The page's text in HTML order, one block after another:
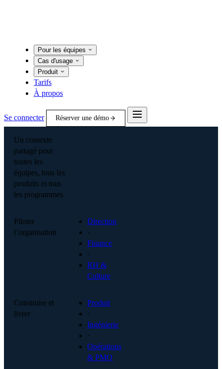
Pour les équipes
Cas d'usage
Produit
Tarifs
À propos
Se connecter Réserver une démo
Un contexte
partagé pour
toutes les
équipes, tous les
produits et tous
les programmes.
Piloter
l’organisation
Direction
·
Finance
·
RH &
Culture
Construire et
livrer
Produit
·
Ingénierie
·
Opérations
& PMO